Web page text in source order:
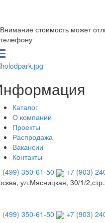
Внимание стоимость может
телефону
Каталог
О компании
Проекты
Распродажа
Вакансии
Контакты
(499) 350-61-50
+7 (903)
ул.Мясницкая, 30/1/
(499) 350-61-50 +7 (903)